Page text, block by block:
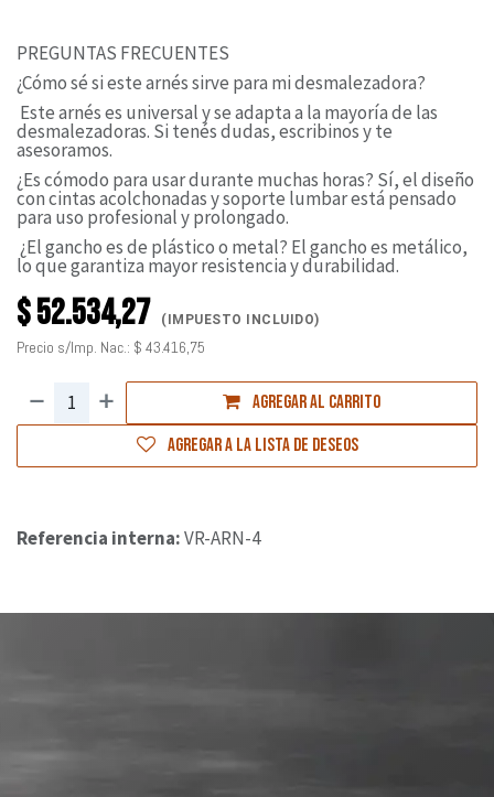
​PREGUNTAS FRECUENTES
¿Cómo sé si este arnés sirve para mi desmalezadora?
Este arnés es universal y se adapta a la mayoría de las
desmalezadoras. Si tenés dudas, escribinos y te
asesoramos.
¿Es cómodo para usar durante muchas horas? Sí, el diseño
con cintas acolchonadas y soporte lumbar está pensado
para uso profesional y prolongado.
¿El gancho es de plástico o metal? El gancho es metálico,
lo que garantiza mayor resistencia y durabilidad.
$52.534,27 (IMPUESTO INCLUIDO)
Precio s/Imp. Nac.: $ 43.416,75
Agregar al carrito
Agregar a la lista de deseos
Referencia interna:VR-ARN-4